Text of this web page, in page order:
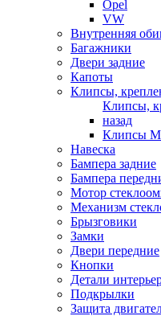
Opel
VW
Внутренняя
Багажники
Двери задние
Капоты
Клипсы,
Клипсы,
назад
Клипсы
Навеска
Бампера задние
Бампера
Мотор
Механизм
Брызговики
Замки
Двери передние
Кнопки
Детали
Подкрылки
Защита